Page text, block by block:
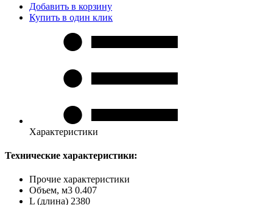
Добавить в корзину
Купить в один клик
Характеристики
Технические характеристики:
Прочие характеристики
Объем, м3 0.407
L (длина) 2380